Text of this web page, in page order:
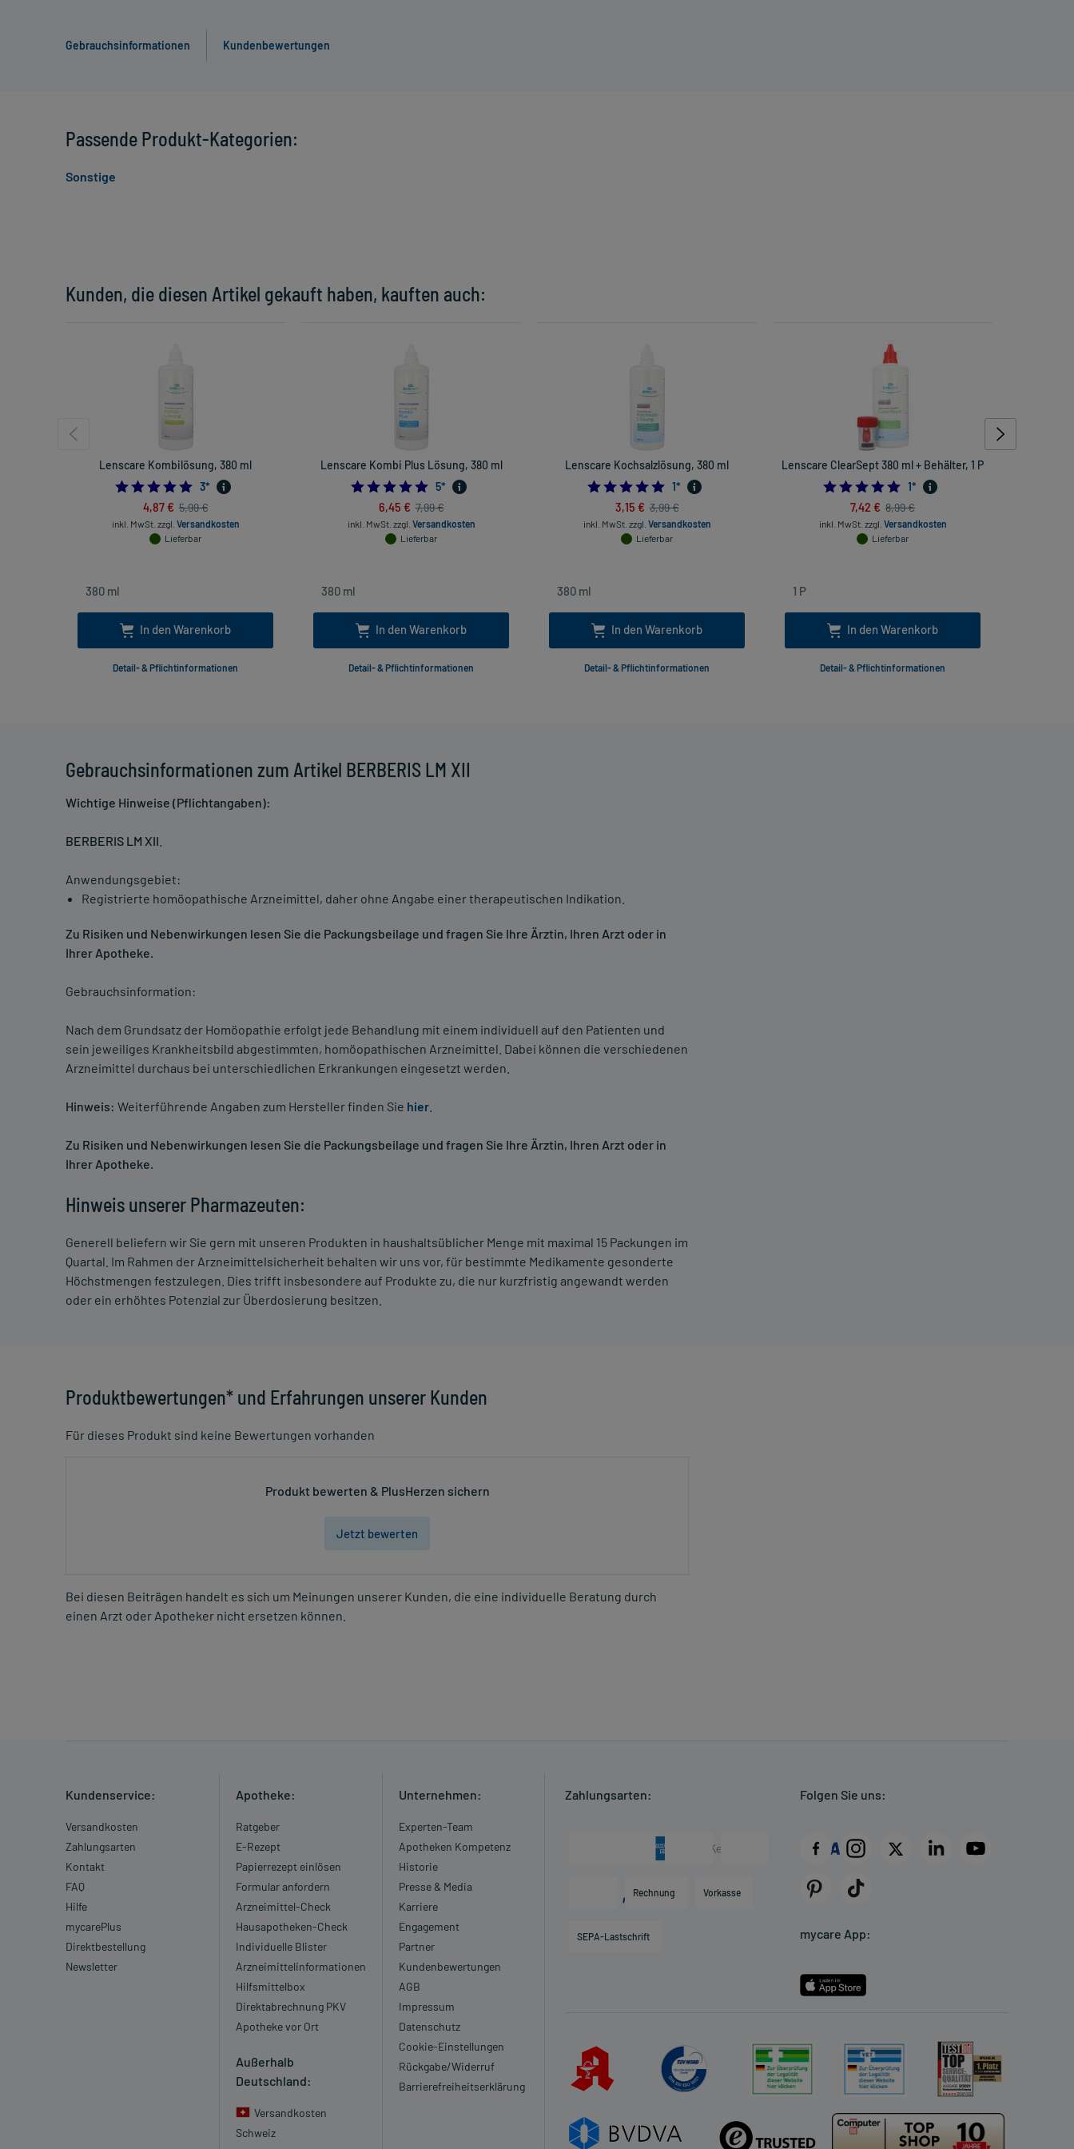
Gebrauchsinformationen Kundenbewertungen
Gebrauchsinformationen zum Artikel BERBERIS LM XII
Wichtige Hinweise (Pflichtangaben):
BERBERIS LM XII
Anwendungsgebiet:
Registrierte homöopathische Arzneimittel, daher ohne Angabe einer therapeutischen Indikation.
Zu Risiken und Nebenwirkungen lesen Sie die Packungsbeilage und fragen Sie Ihre Ärztin, Ihren Arzt oder in
Ihrer Apotheke.
Gebrauchsinformation:
Nach dem Grundsatz der Homöopathie erfolgt jede Behandlung mit einem individuell auf den Patienten und
sein jeweiliges Krankheitsbild abgestimmten, homöopathischen Arzneimittel. Dabei können die verschiedenen
Arzneimittel durchaus bei unterschiedlichen Erkrankungen eingesetzt werden.
Hinweis: Weiterführende Angaben zum Hersteller finden Sie hier
Zu Risiken und Nebenwirkungen lesen Sie die Packungsbeilage und fragen Sie Ihre Ärztin, Ihren Arzt oder in
Ihrer Apotheke.
Hinweis unserer Pharmazeuten:
Generell beliefern wir Sie gern mit unseren Produkten in haushaltsüblicher Menge mit maximal 15 Packungen im
Quartal. Im Rahmen der Arzneimittelsicherheit behalten wir uns vor, für bestimmte Medikamente gesonderte
Höchstmengen festzulegen. Dies trifft insbesondere auf Produkte zu, die nur kurzfristig angewandt werden
oder ein erhöhtes Potenzial zur Überdosierung besitzen.
Produktbewertungen* und Erfahrungen unserer Kunden
Für dieses Produkt sind keine Bewertungen vorhanden
Produkt bewerten & PlusHerzen sichern
Jetzt bewerten
Bei diesen Beiträgen handelt es sich um Meinungen unserer Kunden, die eine individuelle Beratung durch
einen Arzt oder Apotheker nicht ersetzen können.
Kunden, die diesen Artikel gekauft haben, kauften auch:
Lenscare Kombilösung, 380 ml
5.0
3*
4,87 € 5,99 €
inkl. MwSt. zzgl. Versandkosten
Lieferbar
In den Warenkorb
Detail- & Pflichtinformationen
Lenscare Kombi Plus Lösung, 380 ml
5.0
5*
6,45 € 7,99 €
inkl. MwSt. zzgl. Versandkosten
Lieferbar
In den Warenkorb
Detail- & Pflichtinformationen
Lenscare Kochsalzlösung, 380 ml
5.0
1*
3,15 € 3,99 €
inkl. MwSt. zzgl. Versandkosten
Lieferbar
In den Warenkorb
Detail- & Pflichtinformationen
Lenscare ClearSept 380 ml + Behälter, 1 P
5.0
1*
7,42 € 8,99 €
inkl. MwSt. zzgl. Versandkosten
Lieferbar
In den Warenkorb
Detail- & Pflichtinformationen
Passende Produkt-Kategorien:
Sonstige
Kundenservice:
Versandkosten
Zahlungsarten
Kontakt
FAQ
Hilfe
mycarePlus
Direktbestellung
Newsletter
Apotheke:
Ratgeber
E-Rezept
Papierrezept einlösen
Formular anfordern
Arzneimittel-Check
Hausapotheken-Check
Individuelle Blister
Arzneimittelinformationen
Hilfsmittelbox
Direktabrechnung PKV
Apotheke vor Ort
Außerhalb
Deutschland:
Versandkosten
Schweiz
Unternehmen:
Experten-Team
Apotheken Kompetenz
Historie
Presse & Media
Karriere
Engagement
Partner
Kundenbewertungen
AGB
Impressum
Datenschutz
Cookie-Einstellungen
Rückgabe/Widerruf
Barrierefreiheitserklärung
Zahlungsarten:
Rechnung Vorkasse
SEPA-Lastschrift
Folgen Sie uns:
mycare App: